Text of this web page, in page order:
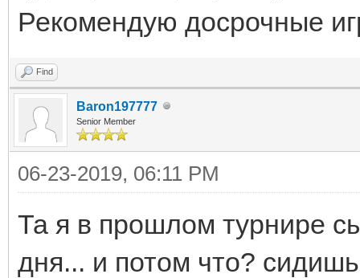
Рекомендую досрочные
Find
Baron197777
Senior Member
06-23-2019, 06:11 PM
Та я в прошлом турнире
дня... и потом что?